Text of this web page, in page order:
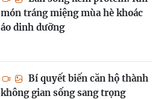
món tráng miệng mùa hè khoác
áo dinh dưỡng
Bí quyết biến căn hộ thành
không gian sống sang trọng